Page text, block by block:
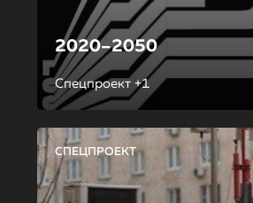
2020–2050
Спецпроект +1
СПЕЦПРОЕКТ